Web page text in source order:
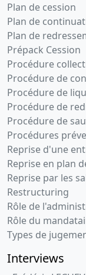
Plan de cession
Plan de
Plan de
Prépack Cession
Procédure
Procédure de
Procédure de
Procédure de
Procédure de
Procédures
Reprise d'une
Reprise en plan
Reprise par les
Restructuring
Rôle de
Rôle du
Types de
Interviews